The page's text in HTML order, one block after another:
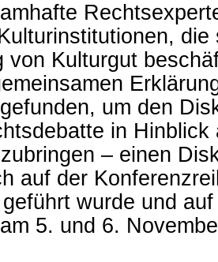
die
von Kulturgut
um den
in
– einen
auf der
geführt wurde und
5. und 6.